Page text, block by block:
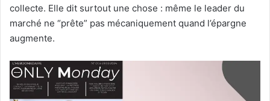
collecte. Elle dit surtout une chose : même le leader du
marché ne “prête” pas mécaniquement quand l’épargne
augmente.